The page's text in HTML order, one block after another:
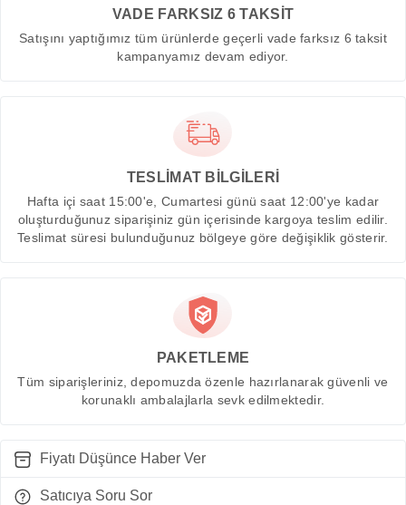
VADE FARKSIZ 6 TAKSİT
Satışını yaptığımız tüm ürünlerde geçerli vade farksız 6 taksit
kampanyamız devam ediyor.
TESLİMAT BİLGİLERİ
Hafta içi saat 15:00'e, Cumartesi günü saat 12:00'ye kadar
oluşturduğunuz siparişiniz gün içerisinde kargoya teslim edilir.
Teslimat süresi bulunduğunuz bölgeye göre değişiklik gösterir.
PAKETLEME
Tüm siparişleriniz, depomuzda özenle hazırlanarak güvenli ve
korunaklı ambalajlarla sevk edilmektedir.
Fiyatı Düşünce Haber Ver
Satıcıya Soru Sor